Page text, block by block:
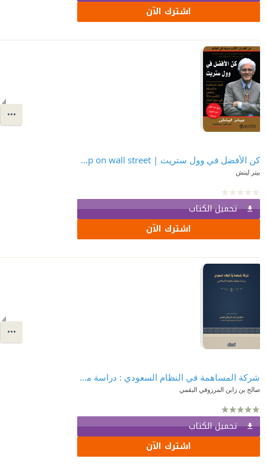
اشترك الآن
كن الأفضل في وول ستريت | One up on wall street
بيتر لينش
تحميل الكتاب
اشترك الآن
شركة المساهمة في النظام السعودي : دراسة مقابلة بالفقه الإسلامي
صالح بن زابن المرزوقي البقمي
تحميل الكتاب
اشترك الآن